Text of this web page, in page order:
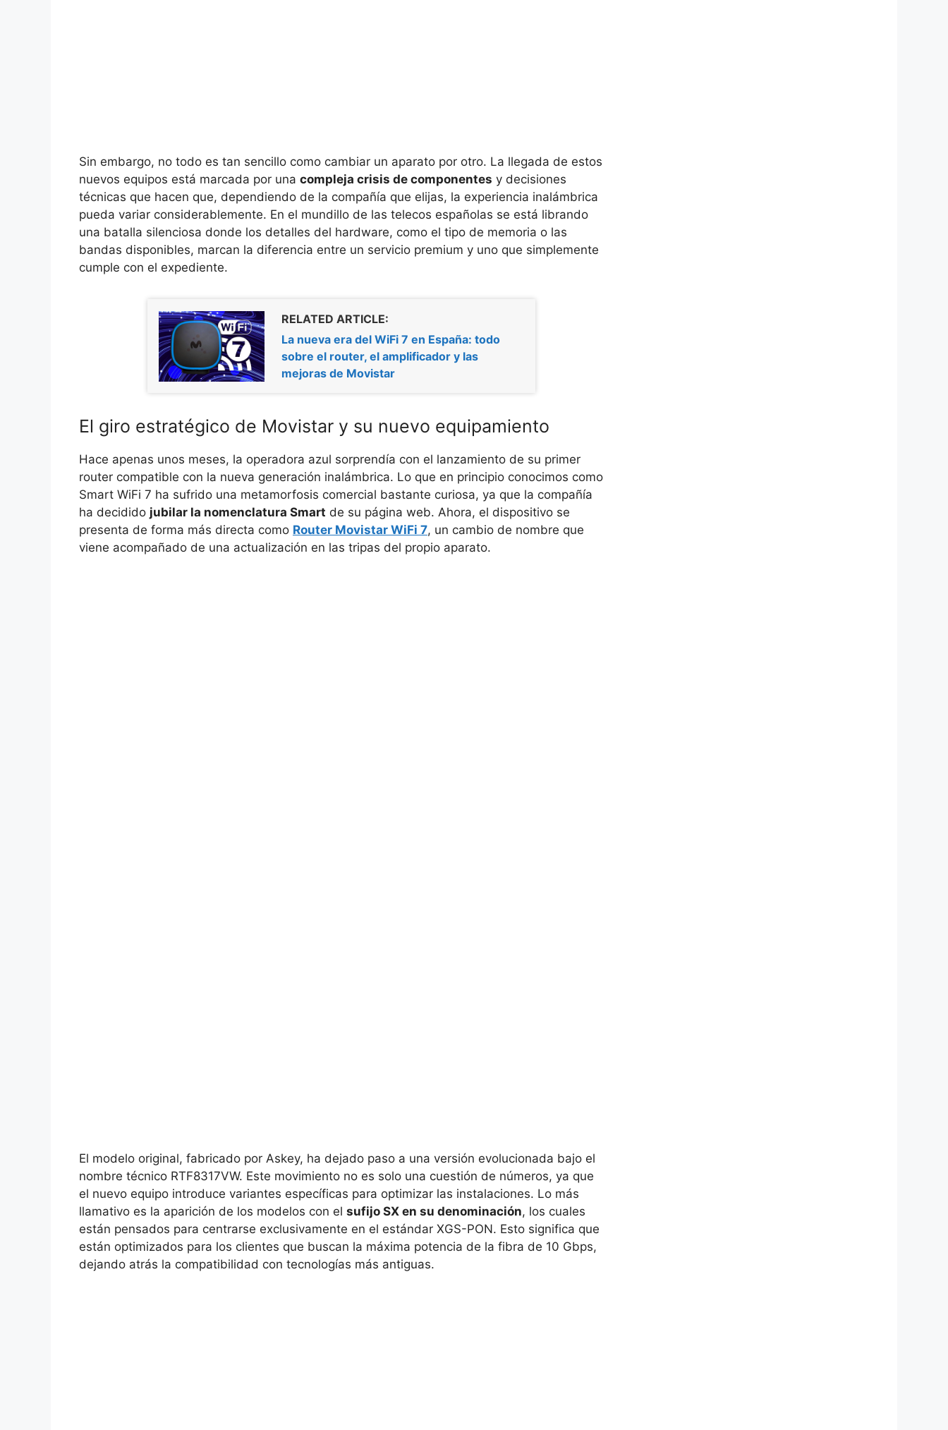
Sin embargo, no todo es tan sencillo como cambiar un aparato por otro. La llegada de estos
nuevos equipos está marcada por una compleja crisis de componentes y decisiones
técnicas que hacen que, dependiendo de la compañía que elijas, la experiencia inalámbrica
pueda variar considerablemente. En el mundillo de las telecos españolas se está librando
una batalla silenciosa donde los detalles del hardware, como el tipo de memoria o las
bandas disponibles, marcan la diferencia entre un servicio premium y uno que simplemente
cumple con el expediente.
RELATED ARTICLE:
La nueva era del WiFi 7 en España: todo
sobre el router, el amplificador y las
mejoras de Movistar
El giro estratégico de Movistar y su nuevo equipamiento
Hace apenas unos meses, la operadora azul sorprendía con el lanzamiento de su primer
router compatible con la nueva generación inalámbrica. Lo que en principio conocimos como
Smart WiFi 7 ha sufrido una metamorfosis comercial bastante curiosa, ya que la compañía
ha decidido jubilar la nomenclatura Smart de su página web. Ahora, el dispositivo se
presenta de forma más directa como Router Movistar WiFi 7, un cambio de nombre que
viene acompañado de una actualización en las tripas del propio aparato.
El modelo original, fabricado por Askey, ha dejado paso a una versión evolucionada bajo el
nombre técnico RTF8317VW. Este movimiento no es solo una cuestión de números, ya que
el nuevo equipo introduce variantes específicas para optimizar las instalaciones. Lo más
llamativo es la aparición de los modelos con el sufijo SX en su denominación, los cuales
están pensados para centrarse exclusivamente en el estándar XGS-PON. Esto significa que
están optimizados para los clientes que buscan la máxima potencia de la fibra de 10 Gbps,
dejando atrás la compatibilidad con tecnologías más antiguas.